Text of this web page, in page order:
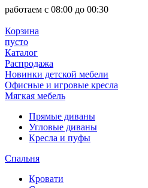
работаем с 08:00 до 00:30
Корзина
пусто
Каталог
Распродажа
Новинки детской мебели
Офисные и игровые кресла
Мягкая мебель
Прямые диваны
Угловые диваны
Кресла и пуфы
Спальня
Кровати